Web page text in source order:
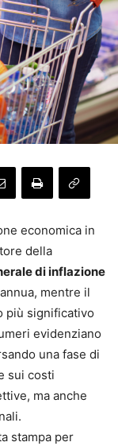
economica in
della
di inflazione
mentre il
più significativo
evidenziano
una fase di
sui costi
ma anche
stampa per